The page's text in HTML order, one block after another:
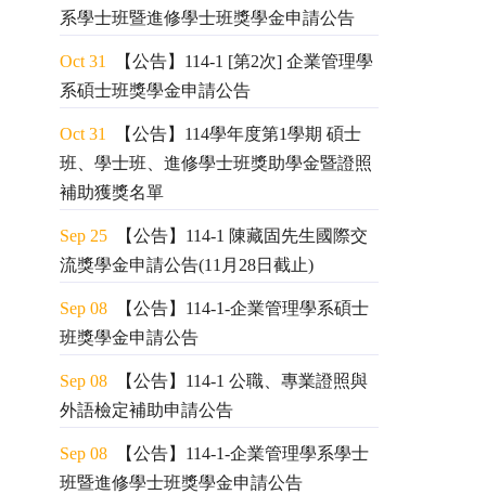
系學士班暨進修學士班獎學金申請公告
Oct 31
【公告】114-1 [第2次] 企業管理學
系碩士班獎學金申請公告
Oct 31
【公告】114學年度第1學期 碩士
班、學士班、進修學士班獎助學金暨證照
補助獲獎名單
Sep 25 【公告】114-1 陳藏固先生國際交
流獎學金申請公告(11月28日截止)
Sep 08 【公告】114-1-企業管理學系碩士
班獎學金申請公告
Sep 08 【公告】114-1 公職、專業證照與
外語檢定補助申請公告
Sep 08 【公告】114-1-企業管理學系學士
班暨進修學士班獎學金申請公告